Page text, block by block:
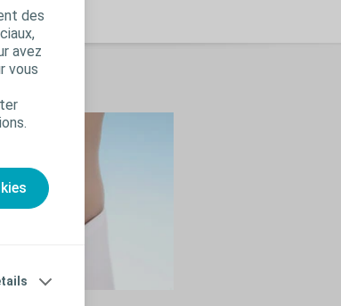
des
avez
vous